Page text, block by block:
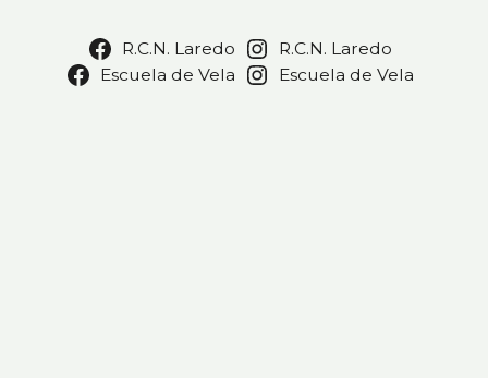
R.C.N. Laredo
R.C.N. Laredo
Escuela de Vela
Escuela de Vela